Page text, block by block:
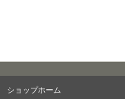
ショップホーム